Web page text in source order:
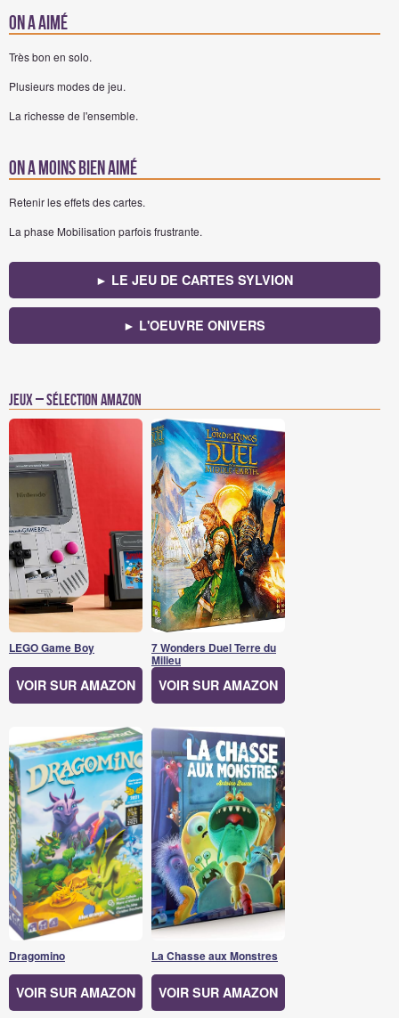
On a aimé
Très bon en solo.
Plusieurs modes de jeu.
La richesse de l'ensemble.
On a moins bien aimé
Retenir les effets des cartes.
La phase Mobilisation parfois frustrante.
► LE JEU DE CARTES SYLVION
► L'OEUVRE ONIVERS
Jeux – Sélection Amazon
LEGO Game Boy
VOIR SUR AMAZON
7 Wonders Duel Terre du
Milieu
VOIR SUR AMAZON
Dragomino
VOIR SUR AMAZON
La Chasse aux Monstres
VOIR SUR AMAZON